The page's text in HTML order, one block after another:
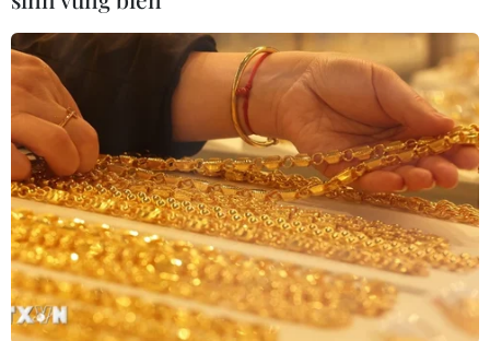
chức sử dụng ma túy trong quán
karaoke
05/08/2026 09:38
Khởi tố người đàn ông xịt vòi cao áp
vào thợ tháo dỡ nhà sát vách
05/08/2026 09:23
Khởi tố ca sĩ và giám đốc công ty giải
trí vì xâm phạm bản quyền trên